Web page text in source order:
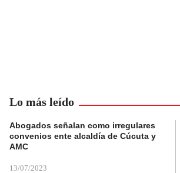
Lo más leído
Abogados señalan como irregulares
convenios ente alcaldía de Cúcuta y
AMC
13/07/2023